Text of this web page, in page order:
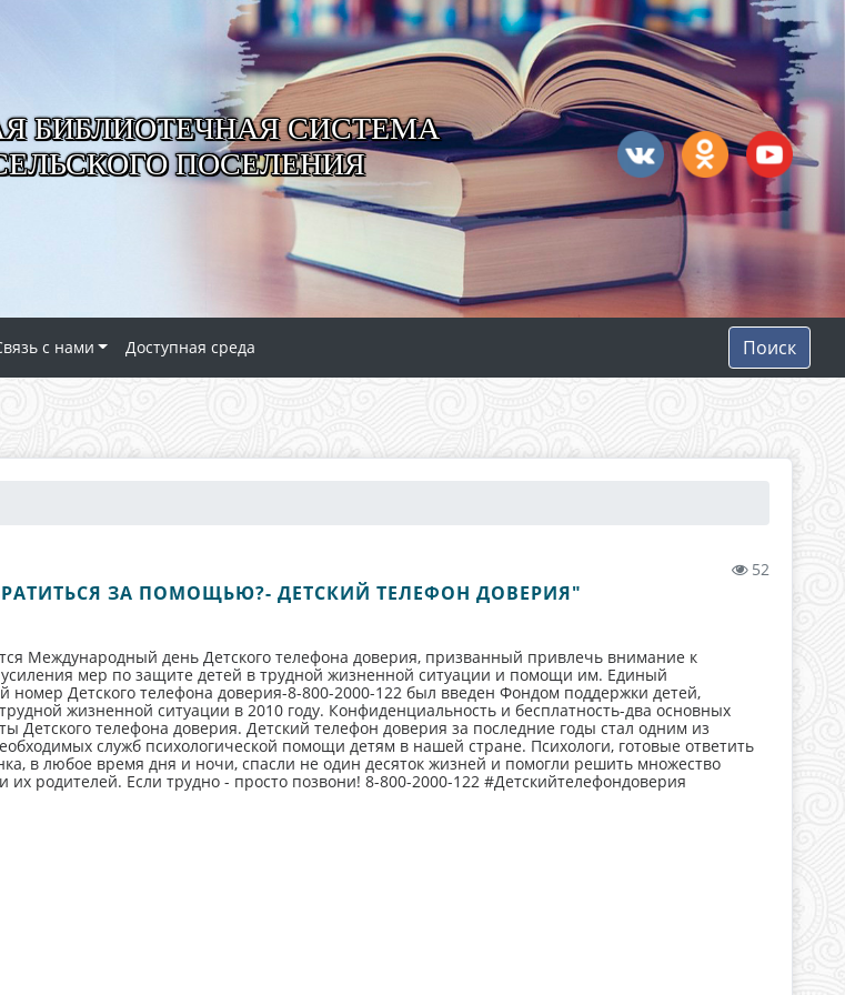
БИБЛИОТЕЧНАЯ СИСТЕМА
ПОСЕЛЕНИЯ
с нами Доступная среда Поиск
52
ЗА ПОМОЩЬЮ?- ДЕТСКИЙ ТЕЛЕФОН ДОВЕРИЯ"
Международный день Детского телефона доверия, призванный привлечь внимание к
усиления мер по защите детей в трудной жизненной ситуации и помощи им. Единый
номер Детского телефона доверия-8-800-2000-122 был введен Фондом поддержки детей,
жизненной ситуации в 2010 году. Конфиденциальность и бесплатность-два основных
Детского телефона доверия. Детский телефон доверия за последние годы стал одним из
служб психологической помощи детям в нашей стране. Психологи, готовые ответить
в любое время дня и ночи, спасли не один десяток жизней и помогли решить множество
их родителей. Если трудно - просто позвони! 8-800-2000-122 #Детскийтелефондоверия